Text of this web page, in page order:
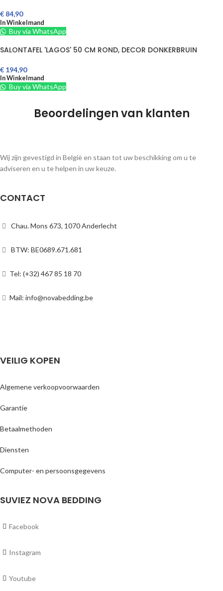
€ 84,90
In Winkelmand
Buy via WhatsApp
SALONTAFEL 'LAGOS' 50 CM ROND, DECOR DONKERBRUIN
€ 194,90
In Winkelmand
Buy via WhatsApp
Beoordelingen van klanten
Wij zijn gevestigd in België en staan tot uw beschikking om u te
adviseren en u te helpen in uw keuze.
CONTACT
Chau. Mons 673, 1070 Anderlecht
BTW: BE0689.671.681
Tel: (+32) 467 85 18 70
Mail: info@novabedding.be
VEILIG KOPEN
Algemene verkoopvoorwaarden
Garantie
Betaalmethoden
Diensten
Computer- en persoonsgegevens
SUVIEZ NOVA BEDDING
Facebook
Instagram
Youtube